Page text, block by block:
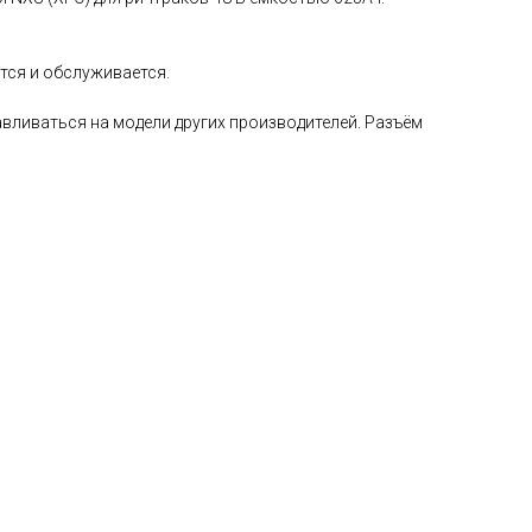
и обслуживается.
на модели других производителей. Разъём